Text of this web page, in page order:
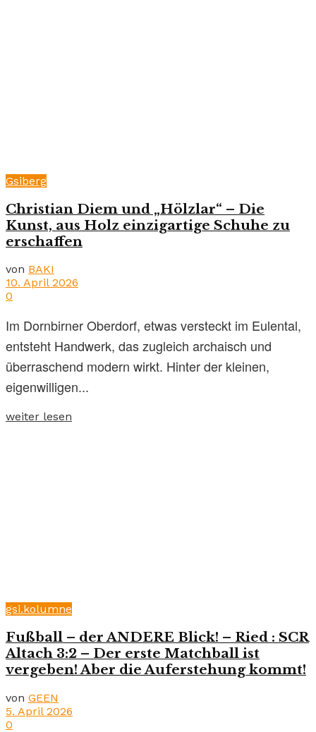
Gsiberg
Christian Diem und „Hölzlar“ – Die
Kunst, aus Holz einzigartige Schuhe zu
erschaffen
von BAKI
10. April 2026
0
Im Dornbirner Oberdorf, etwas versteckt im Eulental,
entsteht Handwerk, das zugleich archaisch und
überraschend modern wirkt. Hinter der kleinen,
eigenwilligen...
weiter lesen
gsi.kolumne
Fußball – der ANDERE Blick! – Ried : SCR
Altach 3:2 – Der erste Matchball ist
vergeben! Aber die Auferstehung kommt!
von GEEN
5. April 2026
0